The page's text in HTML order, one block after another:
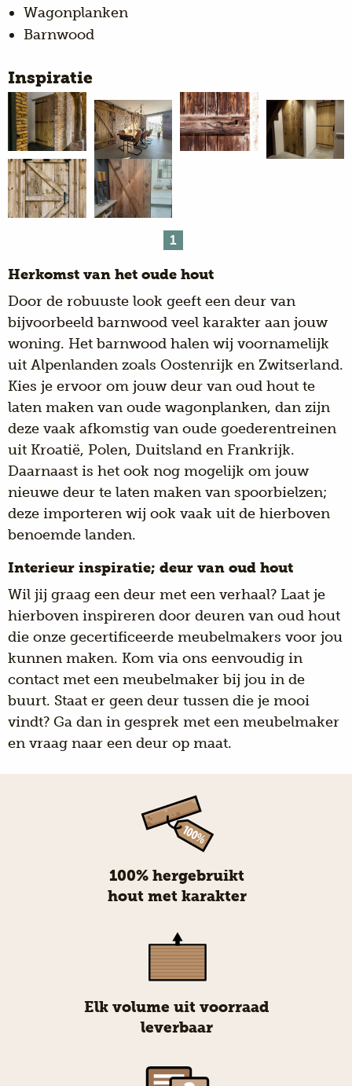
Wagonplanken
Barnwood
Inspiratie
1
Herkomst van het oude hout
Door de robuuste look geeft een deur van
bijvoorbeeld barnwood veel karakter aan jouw
woning. Het barnwood halen wij voornamelijk
uit Alpenlanden zoals Oostenrijk en Zwitserland.
Kies je ervoor om jouw deur van oud hout te
laten maken van oude wagonplanken, dan zijn
deze vaak afkomstig van oude goederentreinen
uit Kroatië, Polen, Duitsland en Frankrijk.
Daarnaast is het ook nog mogelijk om jouw
nieuwe deur te laten maken van spoorbielzen;
deze importeren wij ook vaak uit de hierboven
benoemde landen.
Interieur inspiratie; deur van oud hout
Wil jij graag een deur met een verhaal? Laat je
hierboven inspireren door deuren van oud hout
die onze gecertificeerde meubelmakers voor jou
kunnen maken. Kom via ons eenvoudig in
contact met een meubelmaker bij jou in de
buurt. Staat er geen deur tussen die je mooi
vindt? Ga dan in gesprek met een meubelmaker
en vraag naar een deur op maat.
100% hergebruikt
hout met karakter
Elk volume uit voorraad
leverbaar